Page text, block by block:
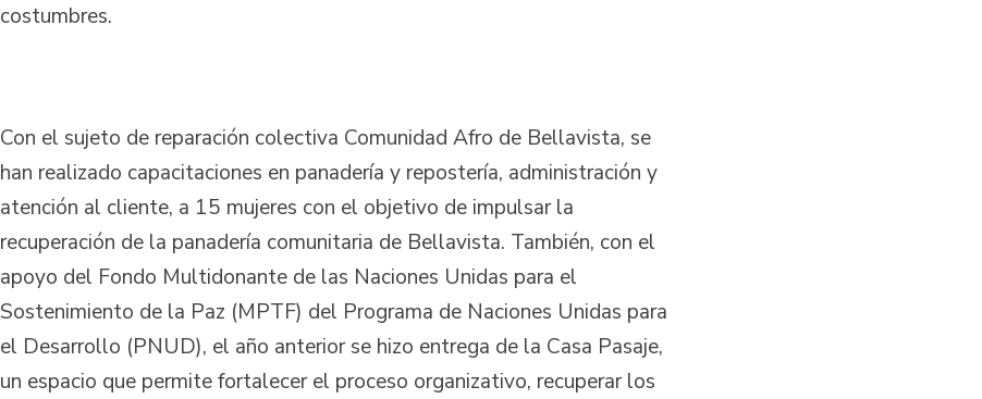
costumbres.
Con el sujeto de reparación colectiva Comunidad Afro de Bellavista, se
han realizado capacitaciones en panadería y repostería, administración y
atención al cliente, a 15 mujeres con el objetivo de impulsar la
recuperación de la panadería comunitaria de Bellavista. También, con el
apoyo del Fondo Multidonante de las Naciones Unidas para el
Sostenimiento de la Paz (MPTF) del Programa de Naciones Unidas para
el Desarrollo (PNUD), el año anterior se hizo entrega de la Casa Pasaje,
un espacio que permite fortalecer el proceso organizativo, recuperar los